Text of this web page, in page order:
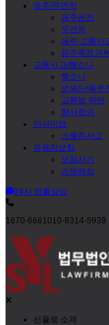
음주/무면허
음주운전
무면허
음주 교통사
음주측정거
교통사고/뺑소니
뺑소니
보복/난폭운
교특법 위반
형사합의
민식이법
스쿨존사고
자동차보험
보험사기
손해배상
24시 법률상담
1670-6681010-8314-5939
선율로 소개